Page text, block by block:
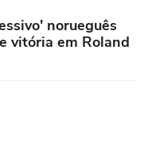
norueguês
vitória em Roland